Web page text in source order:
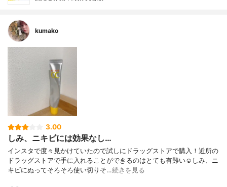
kumako
3.00
しみ、ニキビには効果なし…
インスタで度々見かけていたので試しにドラッグストアで購入！近所の
ドラッグストアで手に入れることができるのはとても有難い☺️しみ、ニ
キビにぬってそろそろ使い切りそ…続きを見る